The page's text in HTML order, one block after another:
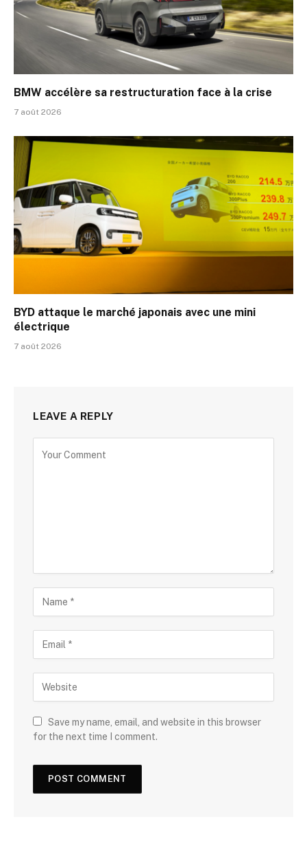
BMW accélère sa restructuration face à la crise
7 août 2026
BYD attaque le marché japonais avec une mini
électrique
7 août 2026
LEAVE A REPLY
Save my name, email, and website in this browser
for the next time I comment.